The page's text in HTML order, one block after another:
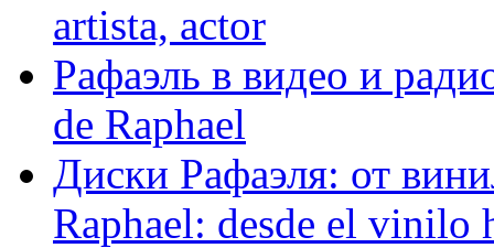
artista, actor
Рафаэль в видео и
de Raphael
Диски Рафаэля: от
Raphael: desde el vinilo